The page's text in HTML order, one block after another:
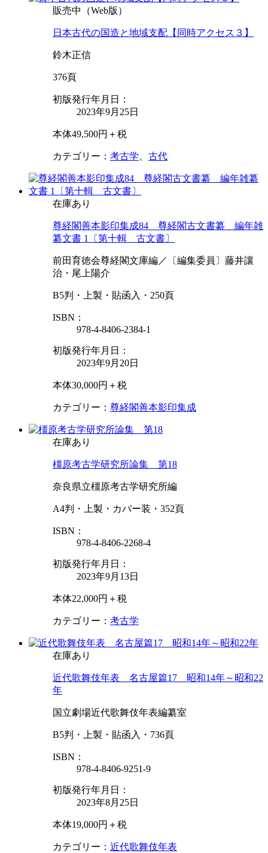
販売中（Web版）
日本古代の国造と地域支配【同時アクセス３】
鈴木正信
376頁
初版発行年月日：
2023年9月25日
本体49,500円＋税
カテゴリー： 考古学 古代
在庫あり
尊経閣善本影印集成84 尊経閣古文書纂 編年雑
纂文書 1〔第十輯 古文書〕
前田育徳会尊経閣文庫編／〔編集委員〕藤井讓
治・尾上陽介
B5判・上製・貼函入・250頁
ISBN：
978-4-8406-2384-1
初版発行年月日：
2023年9月20日
本体30,000円＋税
カテゴリー： 尊経閣善本影印集成
在庫あり
橿原考古学研究所論集 第18
奈良県立橿原考古学研究所編
A4判・上製・カバー装・352頁
ISBN：
978-4-8406-2268-4
初版発行年月日：
2023年9月13日
本体22,000円＋税
カテゴリー： 考古学
在庫あり
近代歌舞伎年表 名古屋篇17 昭和14年～昭和22
年
国立劇場近代歌舞伎年表編纂室
B5判・上製・貼函入・736頁
ISBN：
978-4-8406-9251-9
初版発行年月日：
2023年8月25日
本体19,000円＋税
カテゴリー： 近代歌舞伎年表